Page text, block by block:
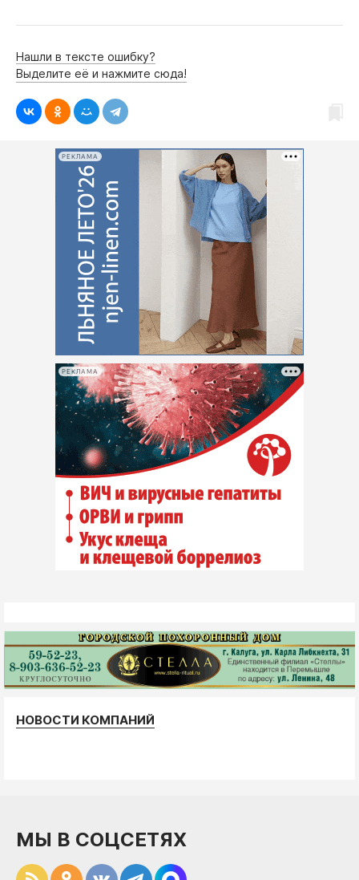
Нашли в тексте ошибку?
Выделите её и нажмите сюда!
РЕКЛАМА
РЕКЛАМА
НОВОСТИ КОМПАНИЙ
МЫ В СОЦСЕТЯХ